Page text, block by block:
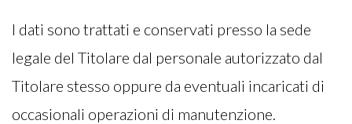
I dati sono trattati e conservati presso la sede
legale del Titolare dal personale autorizzato dal
Titolare stesso oppure da eventuali incaricati di
occasionali operazioni di manutenzione.